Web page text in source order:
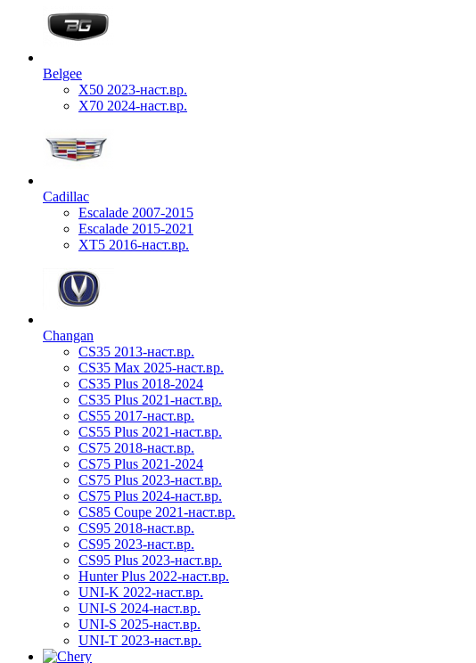
Belgee
X50 2023-наст.вр.
X70 2024-наст.вр.
Cadillac
Escalade 2007-2015
Escalade 2015-2021
XT5 2016-наст.вр.
Changan
CS35 2013-наст.вр.
CS35 Max 2025-наст.вр.
CS35 Plus 2018-2024
CS35 Plus 2021-наст.вр.
CS55 2017-наст.вр.
CS55 Plus 2021-наст.вр.
CS75 2018-наст.вр.
CS75 Plus 2021-2024
CS75 Plus 2023-наст.вр.
CS75 Plus 2024-наст.вр.
CS85 Coupe 2021-наст.вр.
CS95 2018-наст.вр.
CS95 2023-наст.вр.
CS95 Plus 2023-наст.вр.
Hunter Plus 2022-наст.вр.
UNI-K 2022-наст.вр.
UNI-S 2024-наст.вр.
UNI-S 2025-наст.вр.
UNI-T 2023-наст.вр.